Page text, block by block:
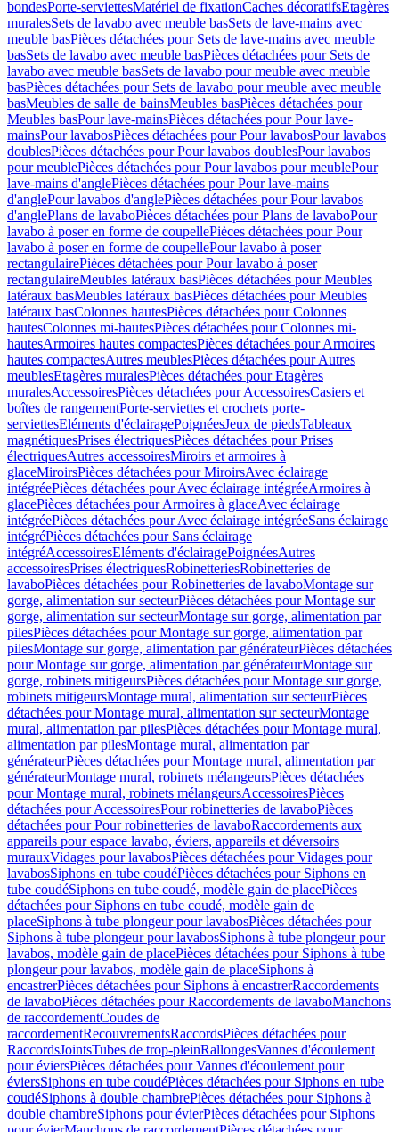
bondesPorte-serviettesMatériel de fixationCaches décoratifsEtagères
muralesSets de lavabo avec meuble basSets de lave-mains avec
meuble basPièces détachées pour Sets de lave-mains avec meuble
basSets de lavabo avec meuble basPièces détachées pour Sets de
lavabo avec meuble basSets de lavabo pour meuble avec meuble
basPièces détachées pour Sets de lavabo pour meuble avec meuble
basMeubles de salle de bainsMeubles basPièces détachées pour
Meubles basPour lave-mainsPièces détachées pour Pour lave-
mainsPour lavabosPièces détachées pour Pour lavabosPour lavabos
doublesPièces détachées pour Pour lavabos doublesPour lavabos
pour meublePièces détachées pour Pour lavabos pour meublePour
lave-mains d'anglePièces détachées pour Pour lave-mains
d'anglePour lavabos d'anglePièces détachées pour Pour lavabos
d'anglePlans de lavaboPièces détachées pour Plans de lavaboPour
lavabo à poser en forme de coupellePièces détachées pour Pour
lavabo à poser en forme de coupellePour lavabo à poser
rectangulairePièces détachées pour Pour lavabo à poser
rectangulaireMeubles latéraux basPièces détachées pour Meubles
latéraux basMeubles latéraux basPièces détachées pour Meubles
latéraux basColonnes hautesPièces détachées pour Colonnes
hautesColonnes mi-hautesPièces détachées pour Colonnes mi-
hautesArmoires hautes compactesPièces détachées pour Armoires
hautes compactesAutres meublesPièces détachées pour Autres
meublesEtagères muralesPièces détachées pour Etagères
muralesAccessoiresPièces détachées pour AccessoiresCasiers et
boîtes de rangementPorte-serviettes et crochets porte-
serviettesEléments d'éclairagePoignéesJeux de piedsTableaux
magnétiquesPrises électriquesPièces détachées pour Prises
électriquesAutres accessoiresMiroirs et armoires à
glaceMiroirsPièces détachées pour MiroirsAvec éclairage
intégréePièces détachées pour Avec éclairage intégréeArmoires à
glacePièces détachées pour Armoires à glaceAvec éclairage
intégréePièces détachées pour Avec éclairage intégréeSans éclairage
intégréPièces détachées pour Sans éclairage
intégréAccessoiresEléments d'éclairagePoignéesAutres
accessoiresPrises électriquesRobinetteriesRobinetteries de
lavaboPièces détachées pour Robinetteries de lavaboMontage sur
gorge, alimentation sur secteurPièces détachées pour Montage sur
gorge, alimentation sur secteurMontage sur gorge, alimentation par
pilesPièces détachées pour Montage sur gorge, alimentation par
pilesMontage sur gorge, alimentation par générateurPièces détachées
pour Montage sur gorge, alimentation par générateurMontage sur
gorge, robinets mitigeursPièces détachées pour Montage sur gorge,
robinets mitigeursMontage mural, alimentation sur secteurPièces
détachées pour Montage mural, alimentation sur secteurMontage
mural, alimentation par pilesPièces détachées pour Montage mural,
alimentation par pilesMontage mural, alimentation par
générateurPièces détachées pour Montage mural, alimentation par
générateurMontage mural, robinets mélangeursPièces détachées
pour Montage mural, robinets mélangeursAccessoiresPièces
détachées pour AccessoiresPour robinetteries de lavaboPièces
détachées pour Pour robinetteries de lavaboRaccordements aux
appareils pour espace lavabo, éviers, appareils et déversoirs
murauxVidages pour lavabosPièces détachées pour Vidages pour
lavabosSiphons en tube coudéPièces détachées pour Siphons en
tube coudéSiphons en tube coudé, modèle gain de placePièces
détachées pour Siphons en tube coudé, modèle gain de
placeSiphons à tube plongeur pour lavabosPièces détachées pour
Siphons à tube plongeur pour lavabosSiphons à tube plongeur pour
lavabos, modèle gain de placePièces détachées pour Siphons à tube
plongeur pour lavabos, modèle gain de placeSiphons à
encastrerPièces détachées pour Siphons à encastrerRaccordements
de lavaboPièces détachées pour Raccordements de lavaboManchons
de raccordementCoudes de
raccordementRecouvrementsRaccordsPièces détachées pour
RaccordsJointsTubes de trop-pleinRallongesVannes d'écoulement
pour éviersPièces détachées pour Vannes d'écoulement pour
éviersSiphons en tube coudéPièces détachées pour Siphons en tube
coudéSiphons à double chambrePièces détachées pour Siphons à
double chambreSiphons pour évierPièces détachées pour Siphons